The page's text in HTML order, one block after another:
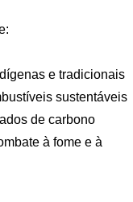
e tradicionais
sustentáveis
de carbono
à fome e à